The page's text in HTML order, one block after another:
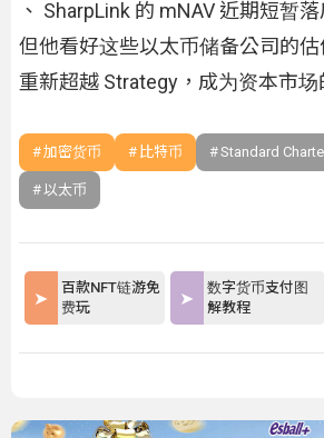
、 SharpLink 的 mNAV 近期短暂
但他看好这些以太币储备公司的
重新超越 Strategy，成为资本市场
加密货币 比特币 Standard
以太币
百款NFT链游免
费玩
数字货币支付图
解教程